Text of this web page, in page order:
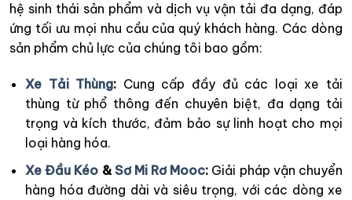
hệ sinh thái sản phẩm và dịch vụ vận tải đa dạng, đáp
ứng tối ưu mọi nhu cầu của quý khách hàng. Các dòng
sản phẩm chủ lực của chúng tôi bao gồm:
Xe Tải Thùng: Cung cấp đầy đủ các loại xe tải
thùng từ phổ thông đến chuyên biệt, đa dạng tải
trọng và kích thước, đảm bảo sự linh hoạt cho mọi
loại hàng hóa.
Xe Đầu Kéo & Sơ Mi Rơ Mooc: Giải pháp vận chuyển
hàng hóa đường dài và siêu trọng, với các dòng xe